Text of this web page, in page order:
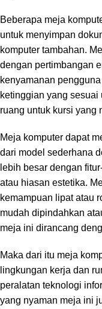
Beberapa meja
untuk menyimpan
komputer tambahan.
dengan pertimbangan
kenyamanan
ketinggian yang sesuai
ruang untuk kursi yang
Meja komputer dapat
dari model sederhana
lebih besar dengan
atau hiasan estetika.
kemampuan lipat atau
mudah dipindahkan
meja ini dirancang
Maka dari itu meja
lingkungan kerja dan
peralatan teknologi
yang nyaman meja ini